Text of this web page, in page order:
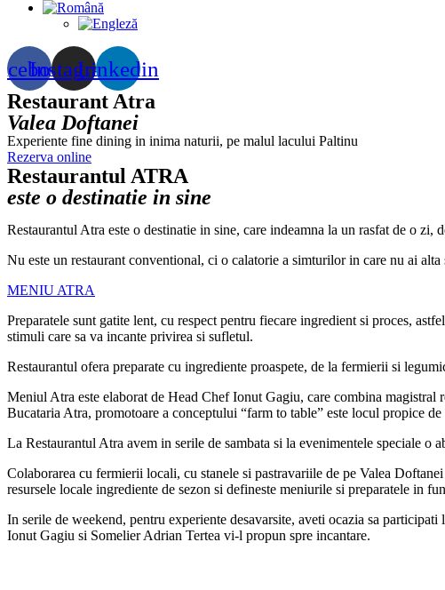
InstagramLinkedin
Restaurant Atra
Valea Doftanei
Experiente fine dining in inima naturii, pe malul lacului Paltinu
Rezerva online
Restaurantul ATRA
este o destinatie in sine
Restaurantul Atra este o destinatie in sine, care indeamna la un rasfat de o
Nu este un restaurant conventional, ci o calatorie a simturilor in care nu ai alta
MENIU ATRA
Preparatele sunt gatite lent, cu respect pentru fiecare ingredient si proces,
stimuli care sa va incante privirea si sufletul.
Restaurantul ofera preparate cu ingrediente proaspete, de la fermierii si
Meniul Atra este elaborat de Head Chef Ionut Gagiu, care combina
Bucataria Atra, promotoare a conceptului “farm to table” este locul propice
La Restaurantul Atra avem in serile de sambata si la evenimentele speciale o
Colaborarea cu fermierii locali, cu stanele si pastravariile de pe Valea
resursele locale ingrediente de sezon si defineste meniurile si preparatele in
In serile de weekend, pentru experiente desavarsite, aveti ocazia sa
Ionut Gagiu si Somelier Adrian Tertea vi-l propun spre incantare.